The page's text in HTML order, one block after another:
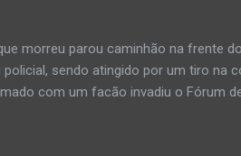
morreu parou caminhão na frente
policial, sendo atingido por um tiro na
com um facão invadiu o Fórum
que já tinha sido preso por